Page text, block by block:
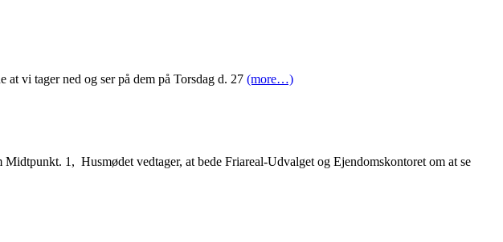
vi tager ned og ser på dem på Torsdag d. 27 (more…)
1, Husmødet vedtager, at bede Friareal-Udvalget og Ejendomskontoret om at se